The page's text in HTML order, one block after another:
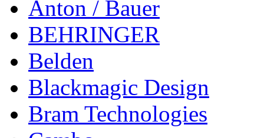
Anton / Bauer
BEHRINGER
Belden
Blackmagic Design
Bram Technologies